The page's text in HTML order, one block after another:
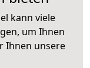
kann viele
um Ihnen
Ihnen unsere